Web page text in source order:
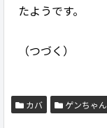
たようです。
（つづく）
カバ ゲンちゃん